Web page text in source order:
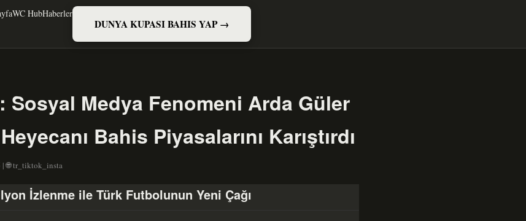
WC HubHaberler
DUNYA KUPASI BAHIS YAP →
Sosyal Medya Fenomeni Arda Güler
Bahis Piyasalarını Karıştırdı
🌐 tr_tiktok_insta
İzlenme ile Türk Futbolunun Yeni Çağı